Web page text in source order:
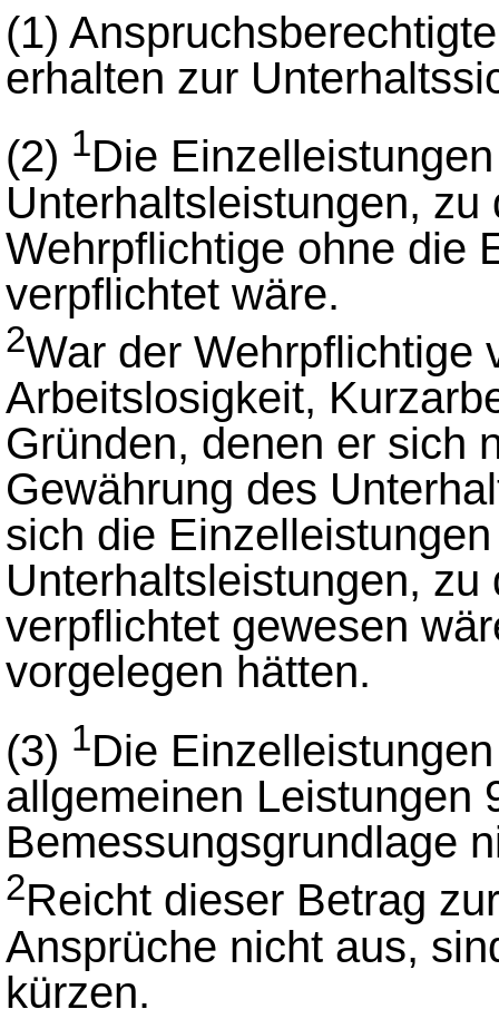
(1)
erhalten zur
(2) 1Die
Unterhaltsleistungen,
Wehrpflichtige ohne die
verpflichtet wäre.
2War der Wehrpflichtige
Arbeitslosigkeit,
Gründen, denen er sich
Gewährung des
sich die
Unterhaltsleistungen,
verpflichtet gewesen
vorgelegen hätten.
(3) 1Die
allgemeinen Leistungen
Bemessungsgrundlage
2Reicht dieser Betrag
Ansprüche nicht aus,
kürzen.